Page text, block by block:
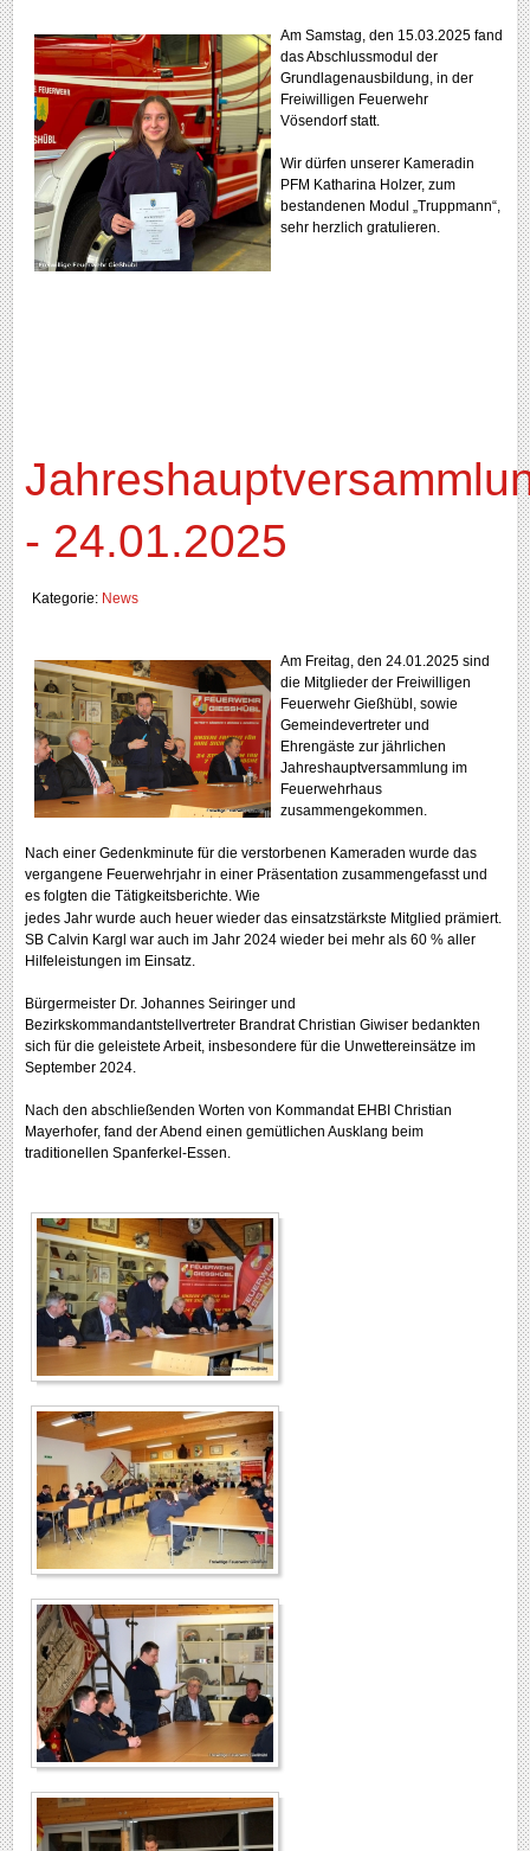
Am Samstag, den 15.03.2025 fand
das Abschlussmodul der
Grundlagenausbildung, in der
Freiwilligen Feuerwehr
Vösendorf statt.
Wir dürfen unserer Kameradin
PFM Katharina Holzer, zum
bestandenen Modul „Truppmann“,
sehr herzlich gratulieren.
- 24.01.2025
Kategorie: News
Am Freitag, den 24.01.2025 sind
die Mitglieder der Freiwilligen
Feuerwehr Gießhübl, sowie
Gemeindevertreter und
Ehrengäste zur jährlichen
Jahreshauptversammlung im
Feuerwehrhaus
zusammengekommen.
Nach einer Gedenkminute für die verstorbenen Kameraden wurde das
vergangene Feuerwehrjahr in einer Präsentation zusammengefasst und
es folgten die Tätigkeitsberichte. Wie
jedes Jahr wurde auch heuer wieder das einsatzstärkste Mitglied prämiert.
SB Calvin Kargl war auch im Jahr 2024 wieder bei mehr als 60 % aller
Hilfeleistungen im Einsatz.
Bürgermeister Dr. Johannes Seiringer und
Bezirkskommandantstellvertreter Brandrat Christian Giwiser bedankten
sich für die geleistete Arbeit, insbesondere für die Unwettereinsätze im
September 2024.
Nach den abschließenden Worten von Kommandat EHBI Christian
Mayerhofer, fand der Abend einen gemütlichen Ausklang beim
traditionellen Spanferkel-Essen.